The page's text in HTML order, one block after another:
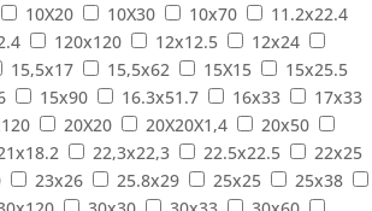
10X20 10X30 10x70
11.2x22.4
120x120 12x12.5
12x24
15,5x17 15,5x62 15X15
15x25.5
15x90 16.3x51.7 16x33
17x33
20X20 20X20X1,4
20x50
22,3x22,3 22.5x22.5
22x25
23x26 25.8x29 25x25
25x38